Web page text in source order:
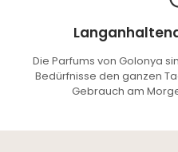
Die Parfums von Golonya
Bedürfnisse den ganzen
Gebrauch am